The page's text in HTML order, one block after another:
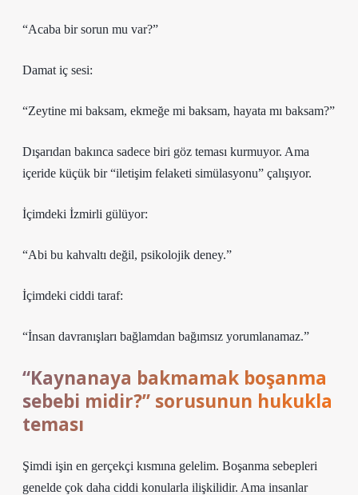
“Acaba bir sorun mu var?”
Damat iç sesi:
“Zeytine mi baksam, ekmeğe mi baksam, hayata mı baksam?”
Dışarıdan bakınca sadece biri göz teması kurmuyor. Ama
içeride küçük bir “iletişim felaketi simülasyonu” çalışıyor.
İçimdeki İzmirli gülüyor:
“Abi bu kahvaltı değil, psikolojik deney.”
İçimdeki ciddi taraf:
“İnsan davranışları bağlamdan bağımsız yorumlanamaz.”
“Kaynanaya bakmamak boşanma
sebebi midir?” sorusunun hukukla
teması
Şimdi işin en gerçekçi kısmına gelelim. Boşanma sebepleri
genelde çok daha ciddi konularla ilişkilidir. Ama insanlar